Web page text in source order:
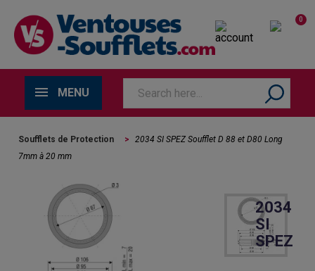
0
MENU
Soufflets de Protection >
2034 SI SPEZ Soufflet D 88 et D80 Long
7mm à 20 mm
2034
SI
SPEZ